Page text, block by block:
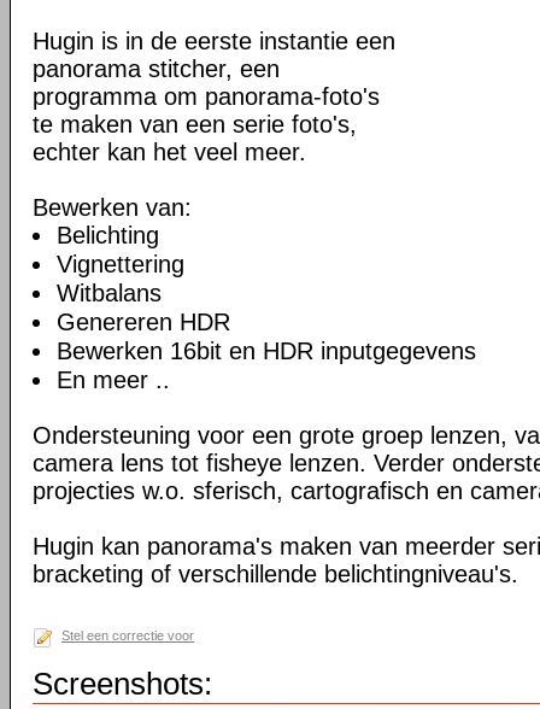
Hugin is in de eerste instantie een
panorama stitcher, een
programma om panorama-foto's
te maken van een serie foto's,
echter kan het veel meer.
Bewerken van:
Belichting
Vignettering
Witbalans
Genereren HDR
Bewerken 16bit en HDR inputgegevens
En meer ..
Ondersteuning voor een grote groep lenzen,
camera lens tot fisheye lenzen. Verder
projecties w.o. sferisch, cartografisch en
Hugin kan panorama's maken van meerder
bracketing of verschillende belichtingniveau's.
Stel een correctie voor
Screenshots: